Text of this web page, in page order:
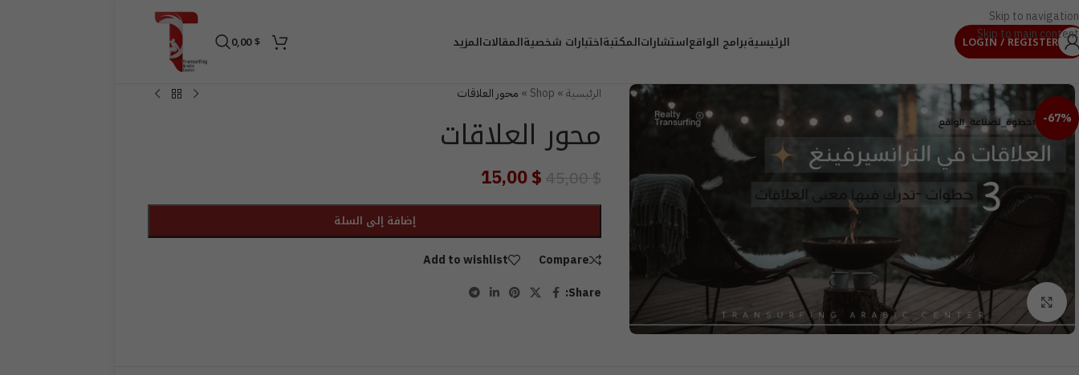
Skip to navigation
Skip to main content
LOGIN / REGISTER الرئيسيةبرامج الواقعاستشاراتالمكتبةاختبارات شخصيةالمقالاتالمزيد 0,00$
-67%
Click to enlarge
الرئيسية»
Shop
» محور العلاقات
محور العلاقات
45,00$
15,00$
إضافة إلى السلة
Compare
Add to wishlist
Share: